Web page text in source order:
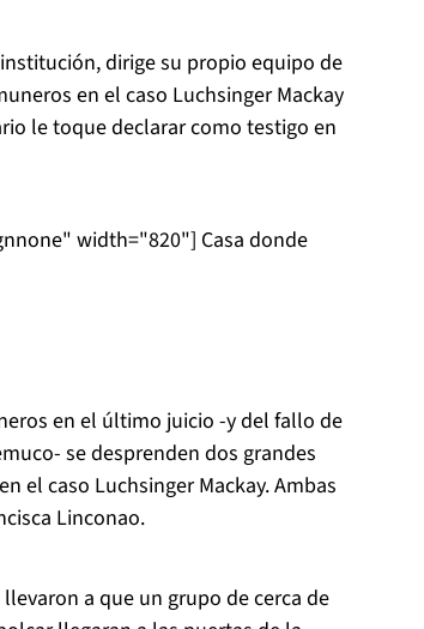
dirige su propio equipo de
en el caso Luchsinger Mackay
le toque declarar como testigo en
width="820"] Casa donde
en el último juicio -y del fallo de
se desprenden dos grandes
el caso Luchsinger Mackay. Ambas
Linconao.
a que un grupo de cerca de